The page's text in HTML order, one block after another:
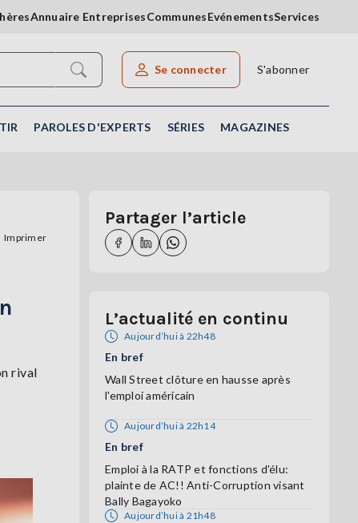
Annuaire EntreprisesCommunesEvénementsServices
Rechercher un article
Se connecter S'abonner
PAROLES D'EXPERTS SÉRIES MAGAZINES
Imprimer
rival
Partager l’article
L’actualité en continu
Aujourd’hui à 22h48
En bref
Wall Street clôture en hausse après
l'emploi américain
Aujourd’hui à 22h14
En bref
Emploi à la RATP et fonctions d'élu:
plainte de AC!! Anti-Corruption visant
Bally Bagayoko
Aujourd’hui à 21h48